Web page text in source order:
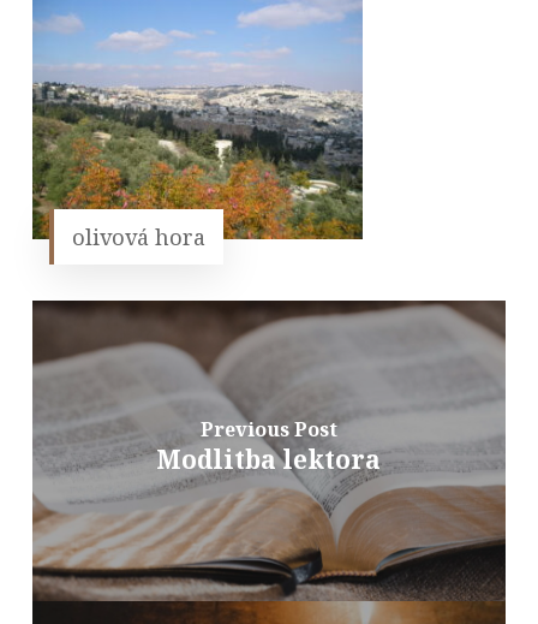
olivová hora
Previous Post
Modlitba lektora